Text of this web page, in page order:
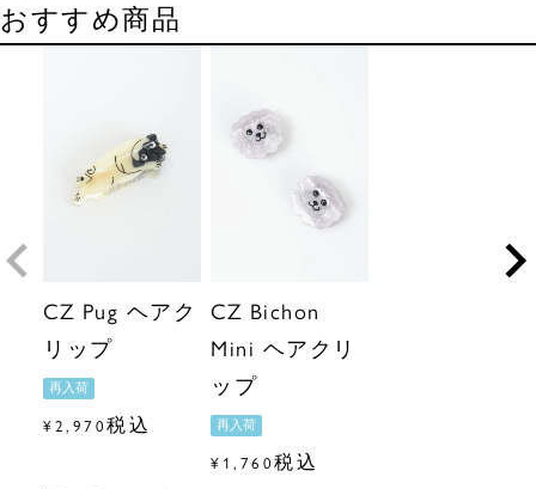
おすすめ商品
CZ Pug ヘアク
リップ
再入荷
¥ 2,970 税込
CZ Bichon
Mini ヘアクリ
ップ
再入荷
¥ 1,760 税込